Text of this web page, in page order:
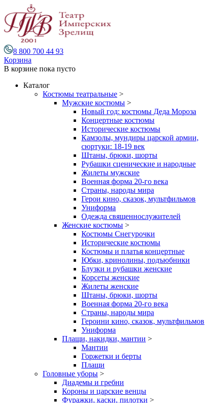
8 800 700 44 93
Корзина
В корзине пока пусто
Каталог
Костюмы театральные >
Мужские костюмы >
Новый год: костюмы Деда Мороза
Концертные костюмы
Исторические костюмы
Камзолы, мундиры царской армии,
сюртуки: 18-19 век
Штаны, брюки, шорты
Рубашки сценические и народные
Жилеты мужские
Военная форма 20-го века
Страны, народы мира
Герои кино, сказок, мультфильмов
Униформа
Одежда священнослужителей
Женские костюмы >
Костюмы Снегурочки
Исторические костюмы
Костюмы и платья концертные
Юбки, кринолины, подъюбники
Блузки и рубашки женские
Корсеты женские
Жилеты женские
Штаны, брюки, шорты
Военная форма 20-го века
Страны, народы мира
Героини кино, сказок, мультфильмов
Униформа
Плащи, накидки, мантии >
Мантии
Горжетки и берты
Плащи
Головные уборы >
Диадемы и гребни
Короны и царские венцы
Фуражки, каски, пилотки >